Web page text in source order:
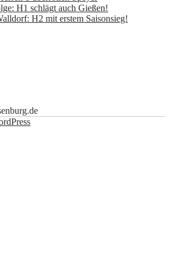
H1 schlägt auch Gießen!
H2 mit erstem Saisonsieg!